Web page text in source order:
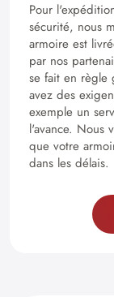
Pour
sécurité, nous
armoire est
par nos
se fait en règle
avez des
exemple un
l'avance. Nous
que votre
dans les délais.